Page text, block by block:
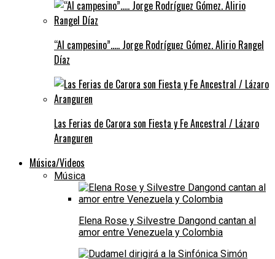
“Al campesino”….. Jorge Rodríguez Gómez. Alirio Rangel
Díaz
Las Ferias de Carora son Fiesta y Fe Ancestral / Lázaro
Aranguren
Música/Videos
Música
Elena Rose y Silvestre Dangond cantan al
amor entre Venezuela y Colombia